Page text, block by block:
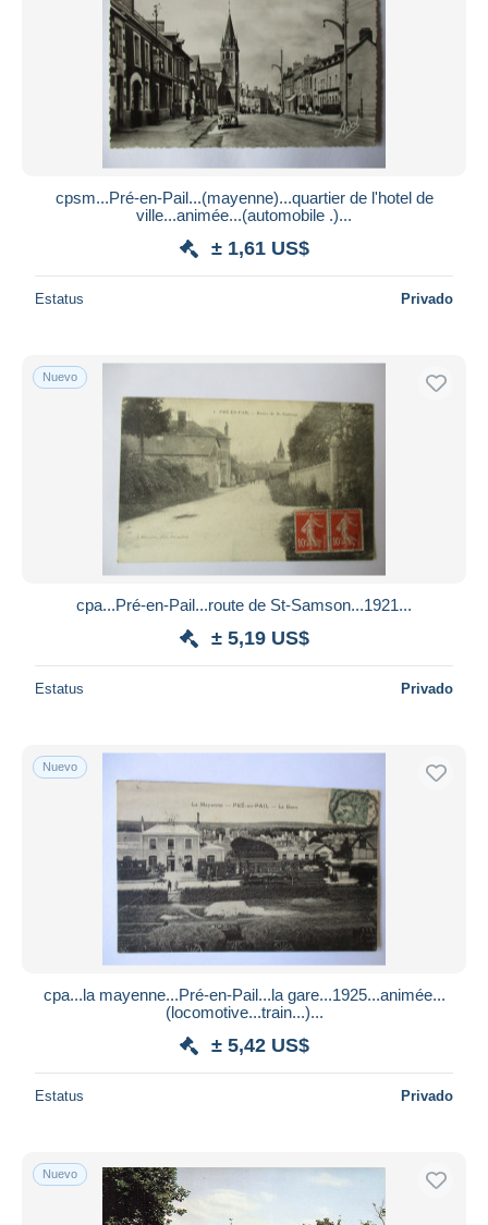
Métodos de pago
PayPal
Transferencia bancaria
Visa
Mastercard
Bancontact
iDeal
Maestro
Residencia del vendedor
Aplicar
cpsm...Pré-en-Pail...(mayenne)...quartier de l'hotel de
ville...animée...(automobile .)...
± 1,61 US$
Estatus Privado
Nuevo
cpa...Pré-en-Pail...route de St-Samson...1921...
± 5,19 US$
Estatus Privado
Nuevo
cpa...la mayenne...Pré-en-Pail...la gare...1925...animée...
(locomotive...train...)...
± 5,42 US$
Estatus Privado
Nuevo